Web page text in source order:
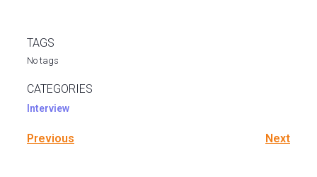
TAGS
No tags
CATEGORIES
Interview
Previous Next